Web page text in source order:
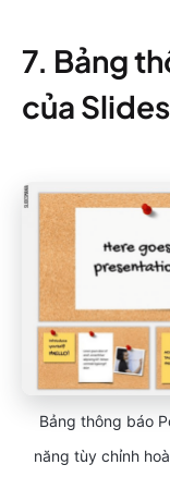
7. Bảng
của
Bảng thông báo
năng tùy chỉnh